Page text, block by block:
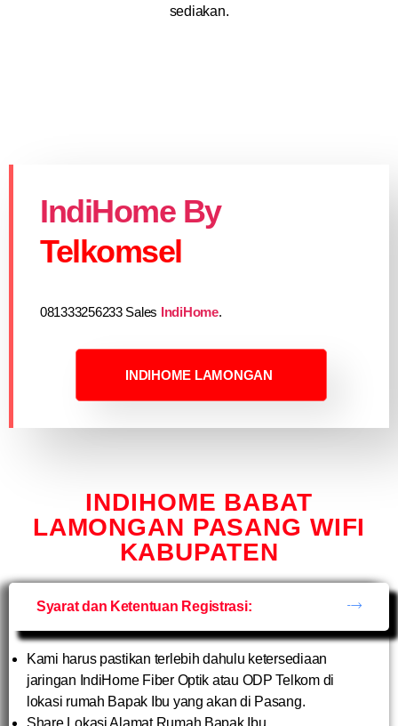
sediakan.
IndiHome By
Telkomsel
081333256233 Sales IndiHome.
INDIHOME LAMONGAN
INDIHOME BABAT
LAMONGAN PASANG WIFI
KABUPATEN
Syarat dan Ketentuan Registrasi:
Kami harus pastikan terlebih dahulu ketersediaan
jaringan IndiHome Fiber Optik atau ODP Telkom di
lokasi rumah Bapak Ibu yang akan di Pasang.
Share Lokasi Alamat Rumah Bapak Ibu.